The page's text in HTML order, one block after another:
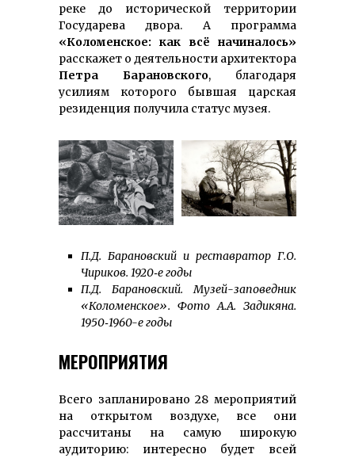
реке до исторической территории
Государева двора. А программа
«Коломенское: как всё начиналось»
расскажет о деятельности архитектора
Петра Барановского, благодаря
усилиям которого бывшая царская
резиденция получила статус музея.
П.Д. Барановский и реставратор Г.О.
Чириков. 1920‑е годы
П.Д. Барановский. Музей-заповедник
«Коломенское». Фото А.А. Задикяна.
1950‑1960-е годы
МЕРОПРИЯТИЯ
Всего запланировано 28 мероприятий
на открытом воздухе, все они
рассчитаны на самую широкую
аудиторию: интересно будет всей